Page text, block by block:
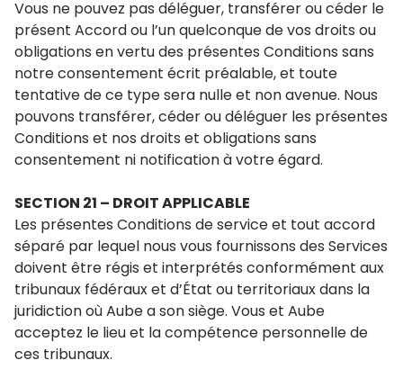
Vous ne pouvez pas déléguer, transférer ou céder le
présent Accord ou l’un quelconque de vos droits ou
obligations en vertu des présentes Conditions sans
notre consentement écrit préalable, et toute
tentative de ce type sera nulle et non avenue. Nous
pouvons transférer, céder ou déléguer les présentes
Conditions et nos droits et obligations sans
consentement ni notification à votre égard.
SECTION 21 – DROIT APPLICABLE
Les présentes Conditions de service et tout accord
séparé par lequel nous vous fournissons des Services
doivent être régis et interprétés conformément aux
tribunaux fédéraux et d’État ou territoriaux dans la
juridiction où Aube a son siège. Vous et Aube
acceptez le lieu et la compétence personnelle de
ces tribunaux.